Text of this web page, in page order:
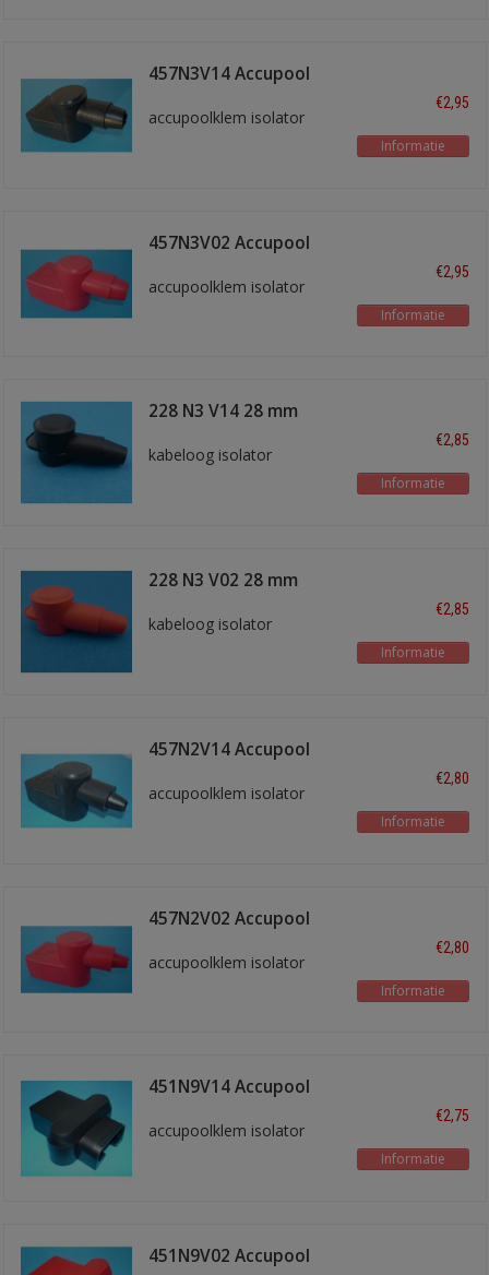
457N3V14 Accupool
accupoolklem isolator
€2,95
Informatie
457N3V02 Accupool
accupoolklem isolator
€2,95
Informatie
228 N3 V14 28 mm
kabeloog isolator
€2,85
Informatie
228 N3 V02 28 mm
kabeloog isolator
€2,85
Informatie
457N2V14 Accupool
accupoolklem isolator
€2,80
Informatie
457N2V02 Accupool
accupoolklem isolator
€2,80
Informatie
451N9V14 Accupool
accupoolklem isolator
€2,75
Informatie
451N9V02 Accupool